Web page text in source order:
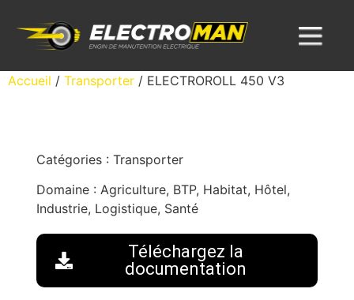
Accueil / Transporter / ELECTROROLL 450 V3
Catégories : Transporter
Domaine : Agriculture, BTP, Habitat, Hôtel,
Industrie, Logistique, Santé
Téléchargez la
documentation